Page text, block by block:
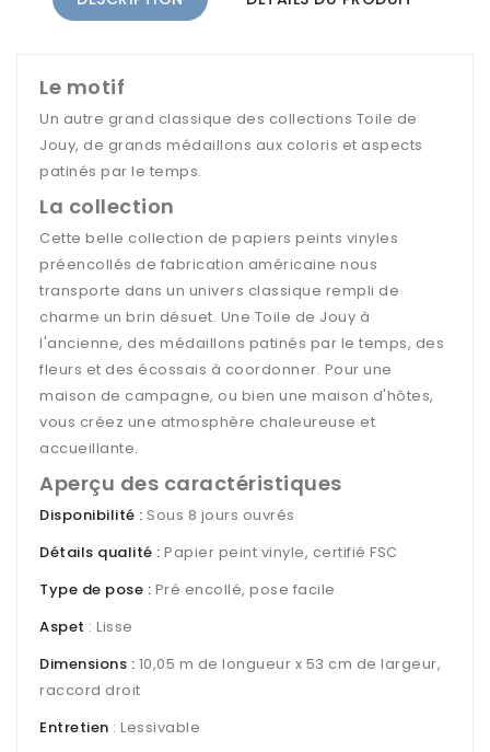
Le motif
Un autre grand classique des collections Toile de
Jouy, de grands médaillons aux coloris et aspects
patinés par le temps.
La collection
Cette belle collection de papiers peints vinyles
préencollés de fabrication américaine nous
transporte dans un univers classique rempli de
charme un brin désuet. Une Toile de Jouy à
l'ancienne, des médaillons patinés par le temps, des
fleurs et des écossais à coordonner. Pour une
maison de campagne, ou bien une maison d'hôtes,
vous créez une atmosphère chaleureuse et
accueillante.
Aperçu des caractéristiques
Disponibilité : Sous 8 jours ouvrés
Détails qualité : Papier peint vinyle, certifié FSC
Type de pose : Pré encollé, pose facile
Aspet : Lisse
Dimensions : 10,05 m de longueur x 53 cm de largeur,
raccord droit
Entretien : Lessivable